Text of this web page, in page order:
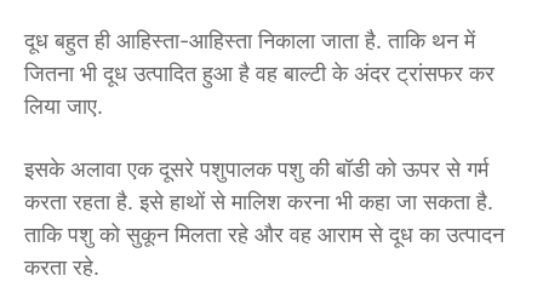
दूध बहुत ही आहिस्ता-आहिस्ता निकाला जाता है. ताकि थन में
जितना भी दूध उत्पादित हुआ है वह बाल्टी के अंदर ट्रांसफर कर
लिया जाए.
इसके अलावा एक दूसरे पशुपालक पशु की बॉडी को ऊपर से गर्म
करता रहता है. इसे हाथों से मालिश करना भी कहा जा सकता है.
ताकि पशु को सुकून मिलता रहे और वह आराम से दूध का उत्पादन
करता रहे.